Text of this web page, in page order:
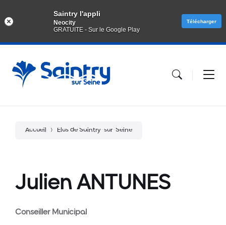
Aller
contenu
Passer
navigation
principale
Atteindre
Accueil Elus de Saintry-sur-Seine
Julien ANTUNES
Conseiller Municipal
Saintry l'appli
Neocity
GRATUITE - Sur le Google Play
Télécharger